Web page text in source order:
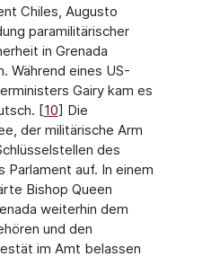
Chiles, Augusto
paramilitärischer
in Grenada
Während eines US-
Gairy kam es
[10] Die
der militä­rische Arm
des
Parlament auf. In einem
Bishop Queen
weiterhin dem
und den
im Amt belassen